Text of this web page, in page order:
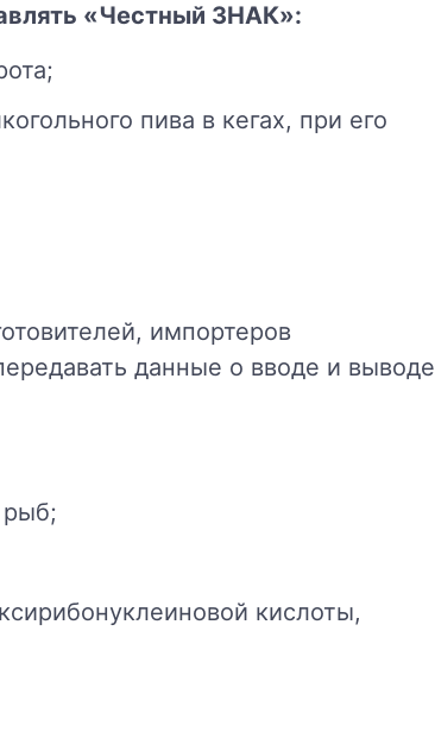
«Честный ЗНАК»:
пива в кегах, при его
импортеров
данные о вводе и выводе
рыб;
кислоты,